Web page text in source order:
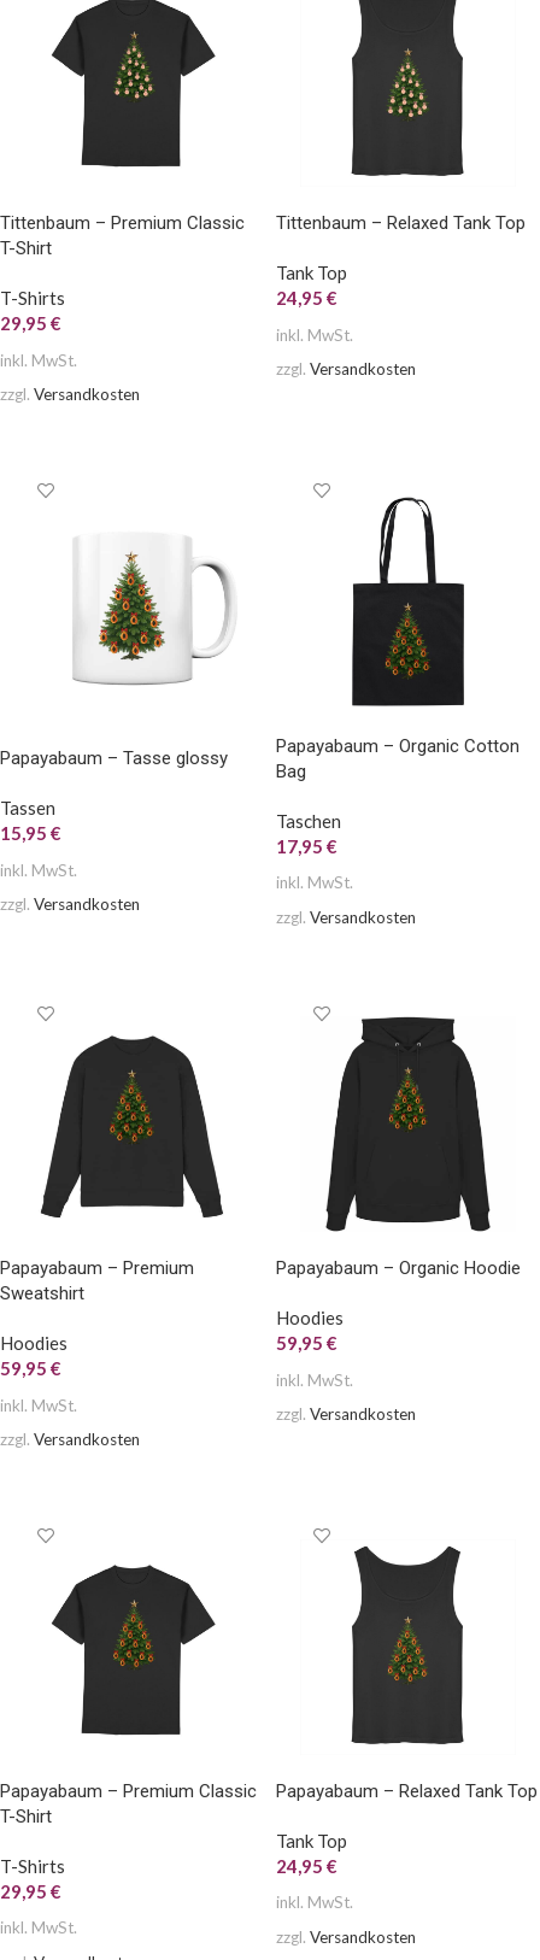
Tittenbaum – Premium Classic
T-Shirt
T-Shirts
29,95 €
inkl. MwSt.
zzgl. Versandkosten
Tittenbaum – Relaxed Tank Top
Tank Top
24,95 €
inkl. MwSt.
zzgl. Versandkosten
Papayabaum – Tasse glossy
Tassen
15,95 €
inkl. MwSt.
zzgl. Versandkosten
Papayabaum – Organic Cotton
Bag
Taschen
17,95 €
inkl. MwSt.
zzgl. Versandkosten
Papayabaum – Premium
Sweatshirt
Hoodies
59,95 €
inkl. MwSt.
zzgl. Versandkosten
Papayabaum – Organic Hoodie
Hoodies
59,95 €
inkl. MwSt.
zzgl. Versandkosten
Papayabaum – Premium Classic
T-Shirt
T-Shirts
29,95 €
inkl. MwSt.
Papayabaum – Relaxed Tank Top
Tank Top
24,95 €
inkl. MwSt.
zzgl. Versandkosten